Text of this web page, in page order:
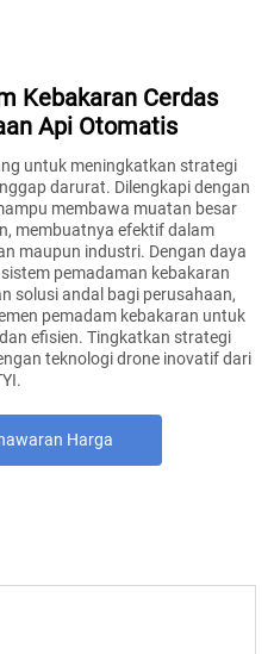
Kebakaran Cerdas
Api Otomatis
untuk meningkatkan strategi
darurat. Dilengkapi dengan
membawa muatan besar
membuatnya efektif dalam
maupun industri. Dengan daya
pemadaman kebakaran
solusi andal bagi perusahaan,
pemadam kebakaran untuk
efisien. Tingkatkan strategi
teknologi drone inovatif dari
Harga